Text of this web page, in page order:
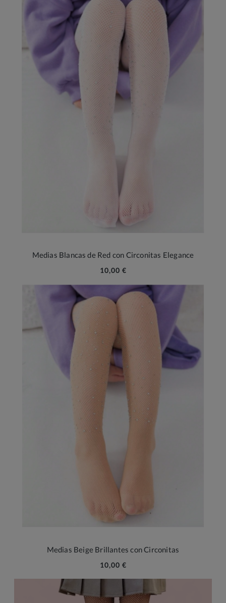
Medias Blancas de Red con Circonitas Elegance
10,00 €
Medias Beige Brillantes con Circonitas
10,00 €